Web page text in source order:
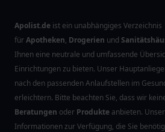
Apolist.de ist ein unabhängiges Verzeichnis
fürApotheken, Drogerien und
Ihnen eine neutrale und umfassende
Einrichtungen zu bieten. Unser
nach den passenden Anlaufstellen im
erleichtern. Bitte beachten Sie, dass wir
Beratungen oder Produkte anbieten.
Informationen zur Verfügung, die Sie